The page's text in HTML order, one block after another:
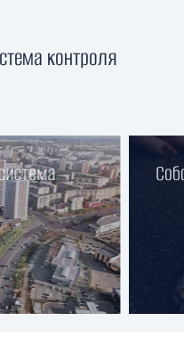
контроля